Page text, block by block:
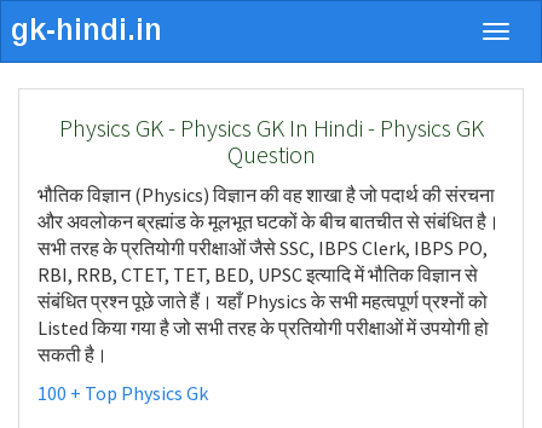
Physics GK - Physics GK In Hindi - Physics GK
Question
भौतिक विज्ञान (Physics) विज्ञान की वह शाखा है जो पदार्थ की संरचना
और अवलोकन ब्रह्मांड के मूलभूत घटकों के बीच बातचीत से संबंधित है।
सभी तरह के प्रतियोगी परीक्षाओं जैसे SSC, IBPS Clerk, IBPS PO,
RBI, RRB, CTET, TET, BED, UPSC इत्यादि में भौतिक विज्ञान से
संबंधित प्रश्न पूछे जाते हैं। यहाँ Physics के सभी महत्वपूर्ण प्रश्नों को
Listed किया गया है जो सभी तरह के प्रतियोगी परीक्षाओं में उपयोगी हो
सकती है।
100 + Top Physics Gk